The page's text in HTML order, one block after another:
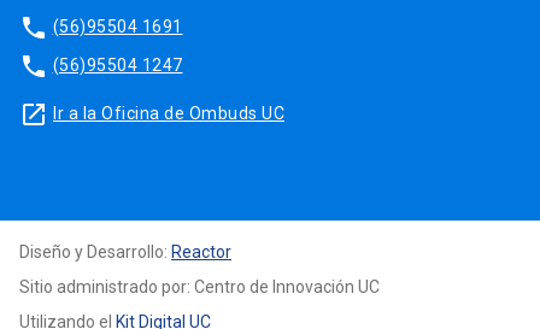
phone (56)95504 1691
phone (56)95504 1247
launch Ir a la Oficina de Ombuds UC
Diseño y Desarrollo: Reactor
Sitio administrado por: Centro de Innovación UC
Utilizando el Kit Digital UC